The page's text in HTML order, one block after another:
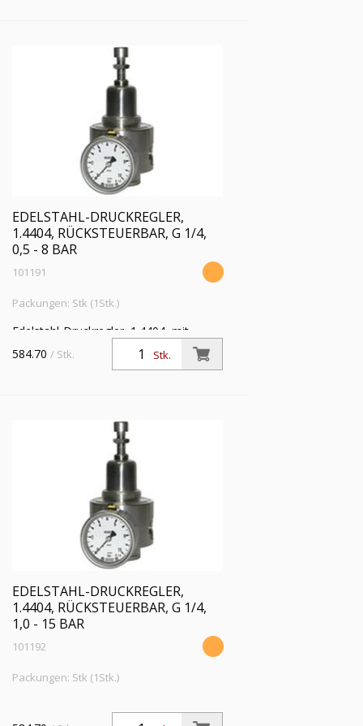
EDELSTAHL-DRUCKREGLER,
1.4404, RÜCKSTEUERBAR, G 1/4,
0,5 - 8 BAR
101191
Packungen: Stk (1Stk.)
Edelstahl-Druckregler, 1.4404, mit
Sekundärentlüftung (rücksteuerbar), inkl.
Mano., G 1/4, Regelber. 0,5 - 8 bar, PE
Stk.
584.70 / Stk.
EDELSTAHL-DRUCKREGLER,
1.4404, RÜCKSTEUERBAR, G 1/4,
1,0 - 15 BAR
101192
Packungen: Stk (1Stk.)